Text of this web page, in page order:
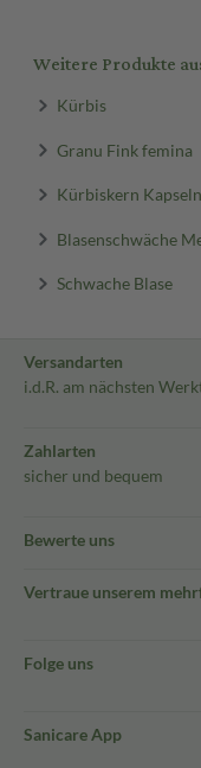
Weitere Produkte
Kürbis
Granu Fink femina
Kürbiskern Kapseln
Blasenschwäche
Schwache Blase
Versandarten
i.d.R. am nächsten
Zahlarten
sicher und bequem
Bewerte uns
Vertraue unserem
Folge uns
Sanicare App